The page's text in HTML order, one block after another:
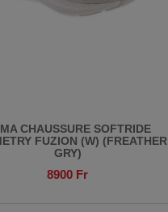
CHAUSSURE SOFTRIDE
FUZION (W) (FREATHER
GRY)
8900 Fr